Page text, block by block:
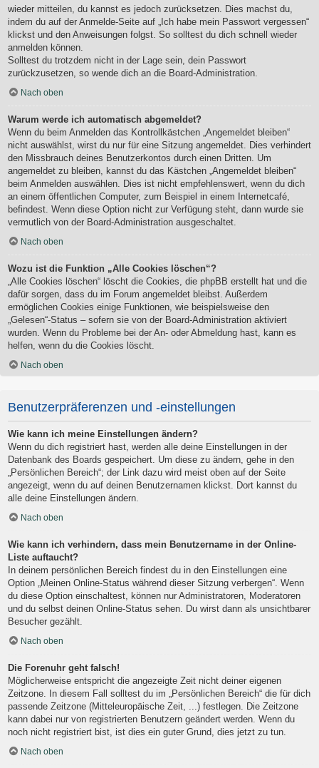
wieder mitteilen, du kannst es jedoch zurücksetzen. Dies machst du,
indem du auf der Anmelde-Seite auf „Ich habe mein Passwort vergessen“
klickst und den Anweisungen folgst. So solltest du dich schnell wieder
anmelden können.
Solltest du trotzdem nicht in der Lage sein, dein Passwort
zurückzusetzen, so wende dich an die Board-Administration.
Nach oben
Warum werde ich automatisch abgemeldet?
Wenn du beim Anmelden das Kontrollkästchen „Angemeldet bleiben“
nicht auswählst, wirst du nur für eine Sitzung angemeldet. Dies verhindert
den Missbrauch deines Benutzerkontos durch einen Dritten. Um
angemeldet zu bleiben, kannst du das Kästchen „Angemeldet bleiben“
beim Anmelden auswählen. Dies ist nicht empfehlenswert, wenn du dich
an einem öffentlichen Computer, zum Beispiel in einem Internetcafé,
befindest. Wenn diese Option nicht zur Verfügung steht, dann wurde sie
vermutlich von der Board-Administration ausgeschaltet.
Nach oben
Wozu ist die Funktion „Alle Cookies löschen“?
„Alle Cookies löschen“ löscht die Cookies, die phpBB erstellt hat und die
dafür sorgen, dass du im Forum angemeldet bleibst. Außerdem
ermöglichen Cookies einige Funktionen, wie beispielsweise den
„Gelesen“-Status – sofern sie von der Board-Administration aktiviert
wurden. Wenn du Probleme bei der An- oder Abmeldung hast, kann es
helfen, wenn du die Cookies löscht.
Nach oben
Benutzerpräferenzen und -einstellungen
Wie kann ich meine Einstellungen ändern?
Wenn du dich registriert hast, werden alle deine Einstellungen in der
Datenbank des Boards gespeichert. Um diese zu ändern, gehe in den
„Persönlichen Bereich“; der Link dazu wird meist oben auf der Seite
angezeigt, wenn du auf deinen Benutzernamen klickst. Dort kannst du
alle deine Einstellungen ändern.
Nach oben
Wie kann ich verhindern, dass mein Benutzername in der Online-
Liste auftaucht?
In deinem persönlichen Bereich findest du in den Einstellungen eine
Option „Meinen Online-Status während dieser Sitzung verbergen“. Wenn
du diese Option einschaltest, können nur Administratoren, Moderatoren
und du selbst deinen Online-Status sehen. Du wirst dann als unsichtbarer
Besucher gezählt.
Nach oben
Die Forenuhr geht falsch!
Möglicherweise entspricht die angezeigte Zeit nicht deiner eigenen
Zeitzone. In diesem Fall solltest du im „Persönlichen Bereich“ die für dich
passende Zeitzone (Mitteleuropäische Zeit, ...) festlegen. Die Zeitzone
kann dabei nur von registrierten Benutzern geändert werden. Wenn du
noch nicht registriert bist, ist dies ein guter Grund, dies jetzt zu tun.
Nach oben